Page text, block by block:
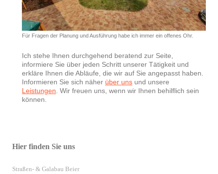
Für Fragen der Planung und Ausführung habe ich immer ein offenes Ohr.
Ich stehe Ihnen durchgehend beratend zur Seite,
informiere Sie über jeden Schritt unserer Tätigkeit und
erkläre Ihnen die Abläufe, die wir auf Sie angepasst haben.
Informieren Sie sich näher über uns und unsere
Leistungen . Wir freuen uns, wenn wir Ihnen behilflich sein
können.
Hier finden Sie uns
Straßen- & Galabau Beier